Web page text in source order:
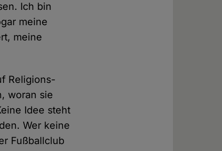
Ich bin
meine
meine
Religions-
woran sie
Idee steht
Wer keine
Fußballclub